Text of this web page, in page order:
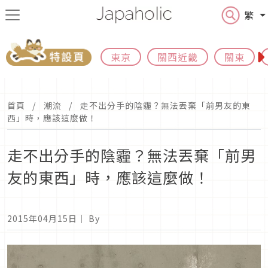
繁
東京 關西近畿 關東
首頁 潮流
走不出分手的陰霾？無法丟棄「前男友的東
西」時，應該這麼做！
走不出分手的陰霾？無法丟棄「前男
友的東西」時，應該這麼做！
2015年04月15日 ｜ By